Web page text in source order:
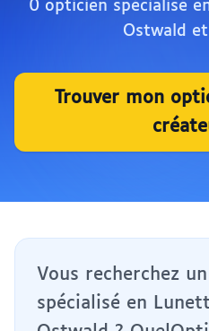
0 opticien spécialisé
Ostwald
Trouver mon
Vous recherchez
spécialisé en